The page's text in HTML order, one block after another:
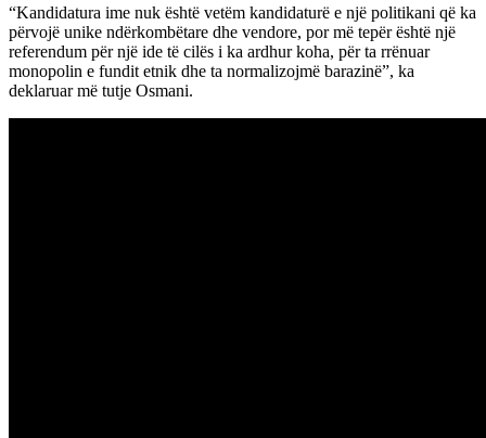
“Kandidatura ime nuk është vetëm kandidaturë e një politikani që ka
përvojë unike ndërkombëtare dhe vendore, por më tepër është një
referendum për një ide të cilës i ka ardhur koha, për ta rrënuar
monopolin e fundit etnik dhe ta normalizojmë barazinë”, ka
deklaruar më tutje Osmani.